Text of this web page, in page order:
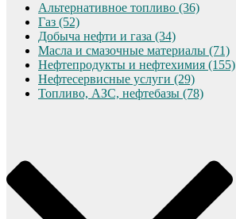
Альтернативное топливо (36)
Газ (52)
Добыча нефти и газа (34)
Масла и смазочные материалы (71)
Нефтепродукты и нефтехимия (155)
Нефтесервисные услуги (29)
Топливо, АЗС, нефтебазы (78)